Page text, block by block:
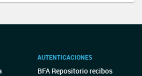
AUTENTICACIONES
BFA Repositorio recibos